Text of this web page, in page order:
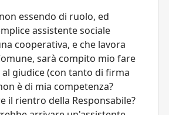
essendo di ruolo, ed
assistente sociale
cooperativa, e che lavora
sarà compito mio fare
al giudice (con tanto di firma
è di mia competenza?
il rientro della Responsabile?